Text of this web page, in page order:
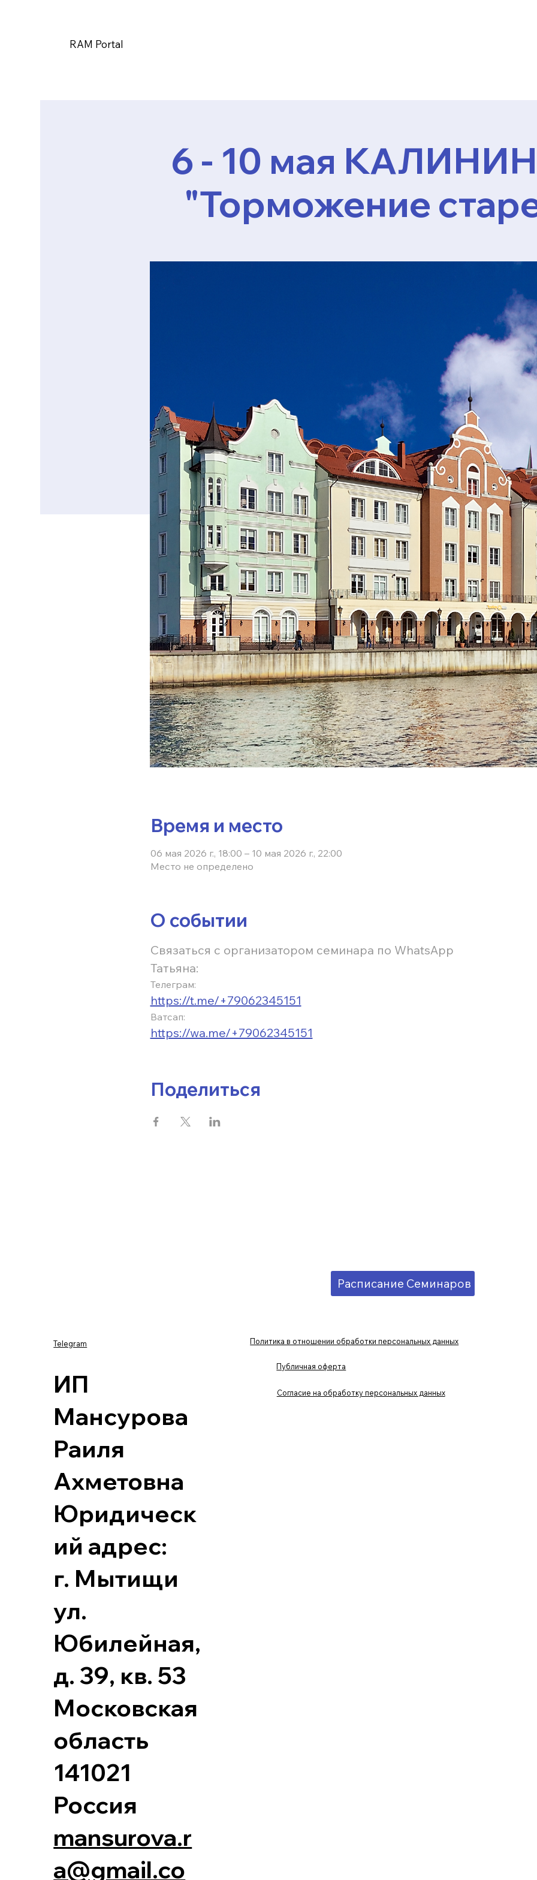
RAM Portal
Расписание Семинаров
6 - 10 мая
"Торможение
Время и место
06 мая 2026 г., 18:00 – 10 мая 2026 г., 22:00
Место не определено
О событии
Связаться с организатором семинара по WhatsApp
Татьяна:
Телеграм:
https://t.me/+79062345151
Ватсап:
https://wa.me/+79062345151
Поделиться
Telegram
ИП
Мансурова
Раиля
Ахметовна
Юридическ
ий адрес:
г. Мытищи
ул.
Юбилейная,
д. 39, кв. 53
Московская
область
141021
Россия
mansurova.r
a@gmail.co
Политика в отношении обработки персональных данных
Публичная оферта
Согласие на обработку персональных данных